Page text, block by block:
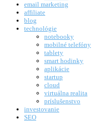
email marketing
affiliate
blog
technológie
notebooky
mobilné telefóny
tablety
smart hodinky
aplikácie
startup
cloud
virtuálna realita
príslušenstvo
investovanie
SEO